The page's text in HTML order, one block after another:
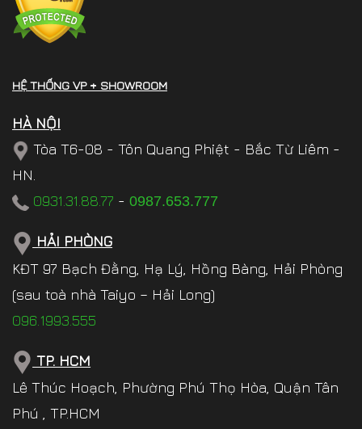
HỆ THỐNG VP + SHOWROOM
HÀ NỘI
Tòa T6-08 - Tôn Quang Phiệt - Bắc Từ Liêm -
HN.
0931.31.88.77 - 0987.653.777
HẢI PHÒNG
KĐT 97 Bạch Đằng, Hạ Lý, Hồng Bàng, Hải Phòng
(sau toà nhà Taiyo – Hải Long)
096.1993.555
TP. HCM
Lê Thúc Hoạch, Phường Phú Thọ Hòa, Quận Tân
Phú , TP.HCM